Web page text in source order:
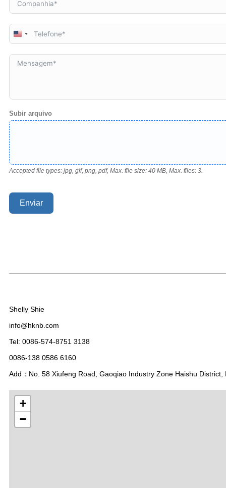
United
States
Subir arquivo
Accepted file types: jpg, gif, png, pdf, Max. file size: 40 MB, Max. files: 3.
Enviar
Shelly Shie
info@hknb.com
Tel: 0086-574-8751 3138
0086-138 0586 6160
Add：No. 58 Xiufeng Road, Gaoqiao Industry Zone Haishu District,
+
−